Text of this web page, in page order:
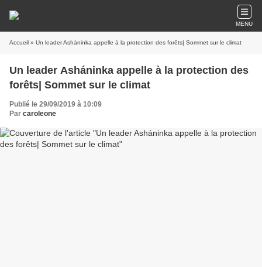
MENU
Accueil » Un leader Asháninka appelle à la protection des forêts| Sommet sur le climat
Un leader Asháninka appelle à la protection des
forêts| Sommet sur le climat
Publié le 29/09/2019 à 10:09
Par caroleone